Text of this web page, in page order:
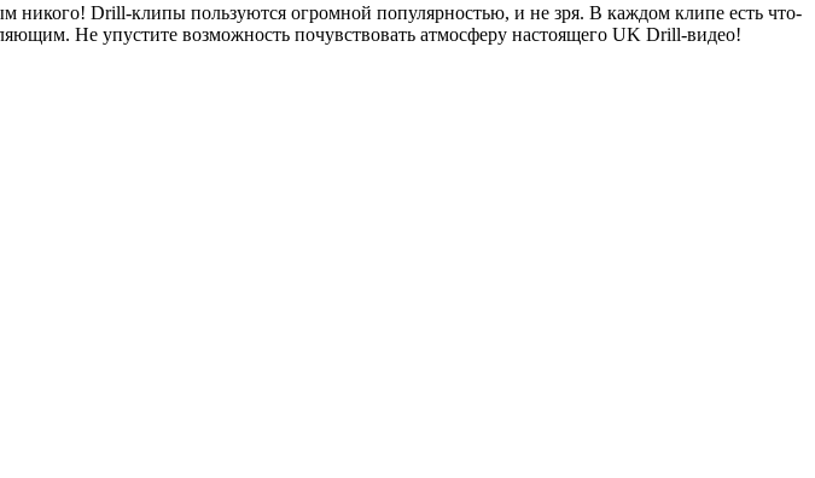
Drill-клипы пользуются огромной популярностью, и не зря. В каждом клипе есть что-
Не упустите возможность почувствовать атмосферу настоящего UK Drill-видео!